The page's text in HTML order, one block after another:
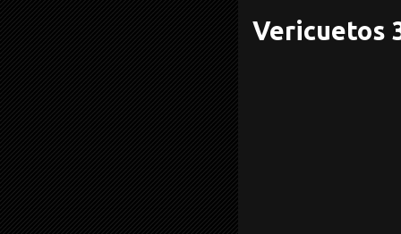
Vericuetos